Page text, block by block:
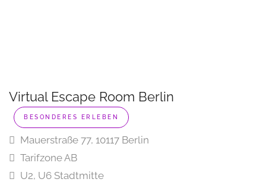
Virtual Escape Room Berlin
BESONDERES ERLEBEN
Mauerstraße 77, 10117 Berlin
Tarifzone AB
U2, U6 Stadtmitte